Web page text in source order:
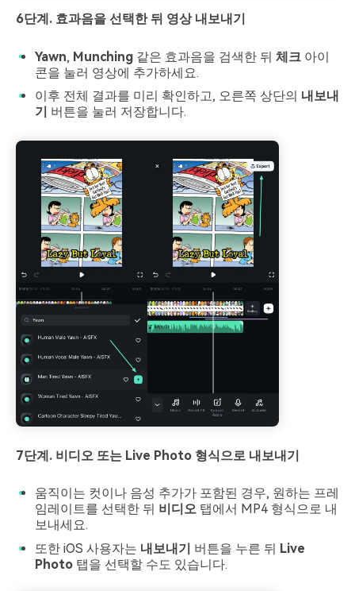
6단계. 효과음을 선택한 뒤 영상 내보내기
Yawn, Munching 같은 효과음을 검색한 뒤 체크 아이
콘을 눌러 영상에 추가하세요.
이후 전체 결과를 미리 확인하고, 오른쪽 상단의 내보내
기 버튼을 눌러 저장합니다.
7단계. 비디오 또는 Live Photo 형식으로 내보내기
움직이는 컷이나 음성 추가가 포함된 경우, 원하는 프레
임레이트를 선택한 뒤 비디오 탭에서 MP4 형식으로 내
보내세요.
또한 iOS 사용자는 내보내기 버튼을 누른 뒤 Live
Photo 탭을 선택할 수도 있습니다.